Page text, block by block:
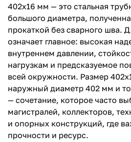
402х16 мм — это стальная
большого диаметра,
прокаткой без сварного шва.
означает главное: высокая
внутреннем давлении,
нагрузкам и предсказуемое
всей окружности. Размер
наружный диаметр 402 мм и
— сочетание, которое часто
магистралей, коллекторов,
и опорных конструкций, где
прочности и ресурс.